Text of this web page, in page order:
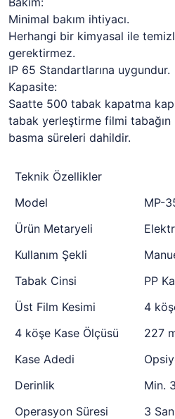
Minimal bakım ihtiyacı.
Herhangi bir kimyasal ile
gerektirmez.
IP 65 Standartlarına uygundur.
Kapasite:
Saatte 500 tabak kapatma
tabak yerleştirme filmi tabağın
basma süreleri dahildir.
Teknik Özellikler
Model
MP-
Ürün Metaryeli
Kullanım Şekli
Tabak Cinsi
PP
Üst Film Kesimi
4
4 köşe Kase Ölçüsü
227
Kase Adedi
Derinlik
Min.
Operasyon Süresi
3